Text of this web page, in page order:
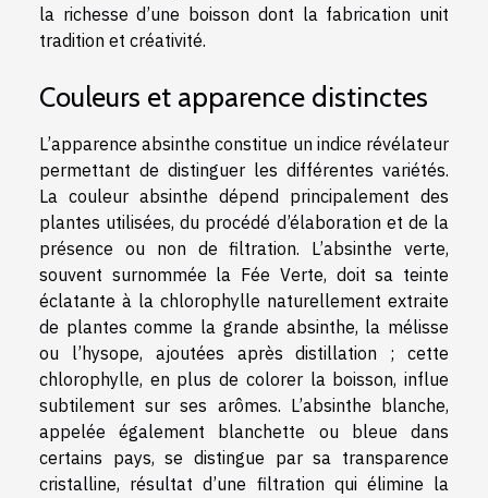
la richesse d’une boisson dont la fabrication unit
tradition et créativité.
Couleurs et apparence distinctes
L’apparence absinthe constitue un indice révélateur
permettant de distinguer les différentes variétés.
La couleur absinthe dépend principalement des
plantes utilisées, du procédé d’élaboration et de la
présence ou non de filtration. L’absinthe verte,
souvent surnommée la Fée Verte, doit sa teinte
éclatante à la chlorophylle naturellement extraite
de plantes comme la grande absinthe, la mélisse
ou l’hysope, ajoutées après distillation ; cette
chlorophylle, en plus de colorer la boisson, influe
subtilement sur ses arômes. L’absinthe blanche,
appelée également blanchette ou bleue dans
certains pays, se distingue par sa transparence
cristalline, résultat d’une filtration qui élimine la